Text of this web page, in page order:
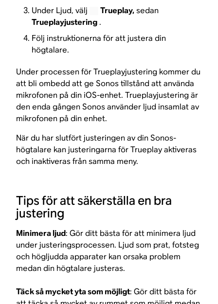
Under Ljud, välj
Trueplay,sedan
Trueplayjustering.
Följ instruktionerna för att justera din
högtalare.
Under processen för Trueplayjustering kommer du
att bli ombedd att ge Sonos tillstånd att använda
mikrofonen på din iOS-enhet. Trueplayjustering är
den enda gången Sonos använder ljud insamlat av
mikrofonen på din enhet.
När du har slutfört justeringen av din Sonos-
högtalare kan justeringarna för Trueplay aktiveras
och inaktiveras från samma meny.
Tips för att säkerställa en bra
justering
Minimera ljud: Gör ditt bästa för att minimera ljud
under justeringsprocessen. Ljud som prat, fotsteg
och högljudda apparater kan orsaka problem
medan din högtalare justeras.
Täck så mycket yta som möjligt: Gör ditt bästa för